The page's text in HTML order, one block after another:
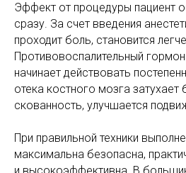
Эффект от процедуры пациент
сразу. За счет введения
проходит боль, становится
Противовоспалительный
начинает действовать
отека костного мозга
скованность, улучшается
При правильной техники
максимальна безопасна,